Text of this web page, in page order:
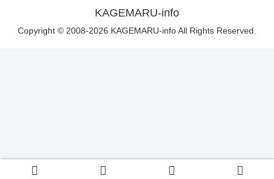
KAGEMARU-info
Copyright © 2008-2026 KAGEMARU-info All Rights Reserved.